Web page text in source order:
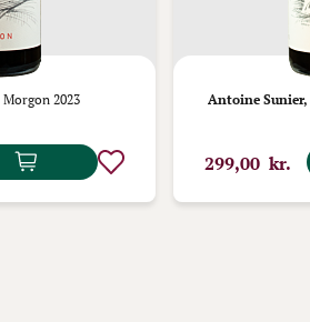
Morgon 2023 Antoine Sunier,
299,00 kr.